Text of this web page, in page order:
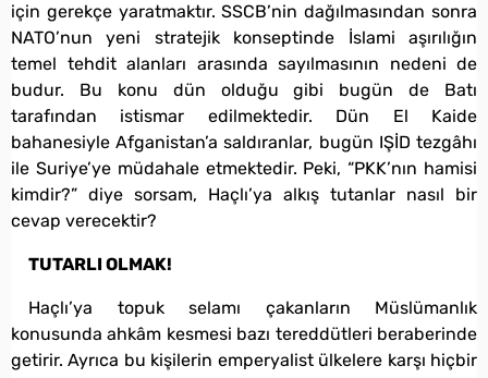
için gerekçe yaratmaktır. SSCB’nin dağılmasından sonra
NATO’nun yeni stratejik konseptinde İslami aşırılığın
temel tehdit alanları arasında sayılmasının nedeni de
budur. Bu konu dün olduğu gibi bugün de Batı
tarafından istismar edilmektedir. Dün El Kaide
bahanesiyle Afganistan’a saldıranlar, bugün IŞİD tezgâhı
ile Suriye’ye müdahale etmektedir. Peki, “PKK’nın hamisi
kimdir?” diye sorsam, Haçlı’ya alkış tutanlar nasıl bir
cevap verecektir?
TUTARLI OLMAK!
Haçlı’ya topuk selamı çakanların Müslümanlık
konusunda ahkâm kesmesi bazı tereddütleri beraberinde
getirir. Ayrıca bu kişilerin emperyalist ülkelere karşı hiçbir